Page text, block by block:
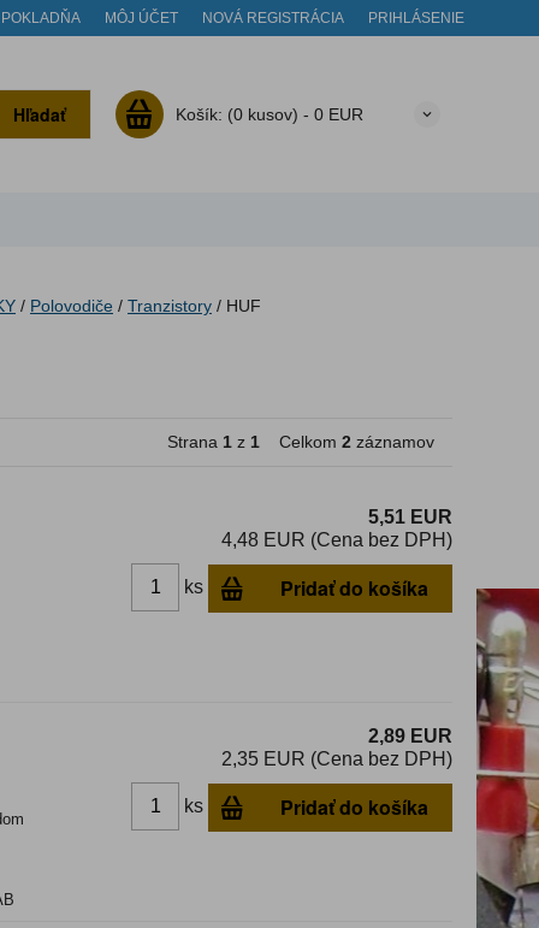
POKLADŇA MÔJ ÚČET NOVÁ REGISTRÁCIA PRIHLÁSENIE
Hľadať Košík: (0 kusov) - 0 EUR
/ Polovodiče / Tranzistory / HUF
Strana 1 z 1 Celkom 2 záznamov
5,51 EUR
4,48 EUR (Cena bez DPH)
ks Pridať do košíka
2,89 EUR
2,35 EUR (Cena bez DPH)
ks Pridať do košíka